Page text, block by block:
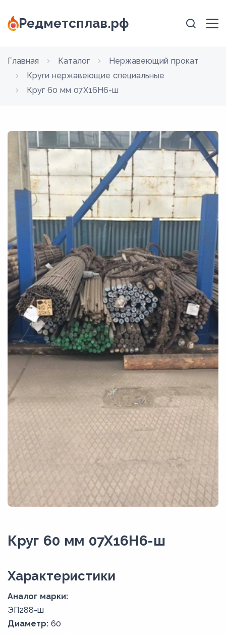
Редметсплав.рф
Главная Каталог
Нержавеющий прокат
Круги нержавеющие специальные
Круг 60 мм 07Х16Н6-ш
Круг 60 мм 07Х16Н6-ш
Xарактеристики
Аналог марки:
ЭП288-ш
Диаметр: 60